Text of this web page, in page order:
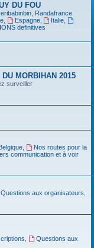
DU FOU
eribabinbin Randafrance
, Espagne, Italie
definitives
MORBIHAN 2015
surveiller
,
Nos routes pour la
communication et à voir
Questions aux organisateurs
Questions aux